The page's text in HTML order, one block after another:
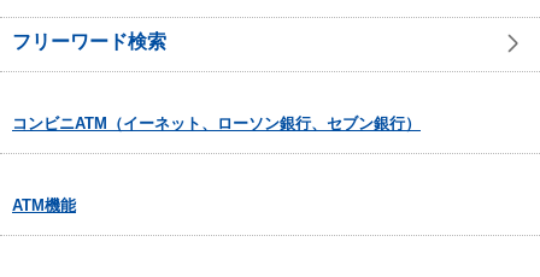
フリーワード検索
コンビニATM（イーネット、ローソン銀行、セブン銀行）
ATM機能